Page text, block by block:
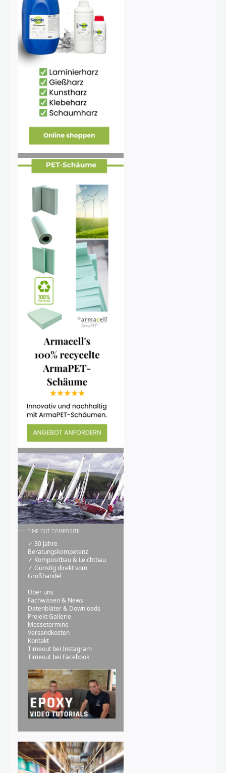
TIME OUT COMPOSITE
✓ 30 Jahre
Beratungskompetenz
✓ Kompositbau & Leichtbau
✓ Günstig direkt vom
Großhandel
Über uns
Fachwissen & News
Datenbläter & Downloads
Projekt Gallerie
Messetermine
Versandkosten
Kontakt
Timeout bei Instagram
Timeout bei Facebook